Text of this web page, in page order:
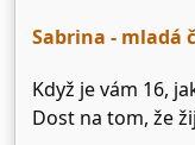
Sabrina - mladá
Když je vám 16,
Dost na tom, že